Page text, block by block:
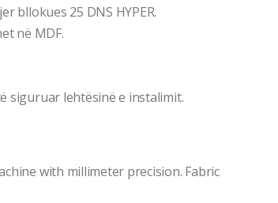
bllokues 25 DNS HYPER.
në MDF.
siguruar lehtësinë e instalimit.
with millimeter precision. Fabric